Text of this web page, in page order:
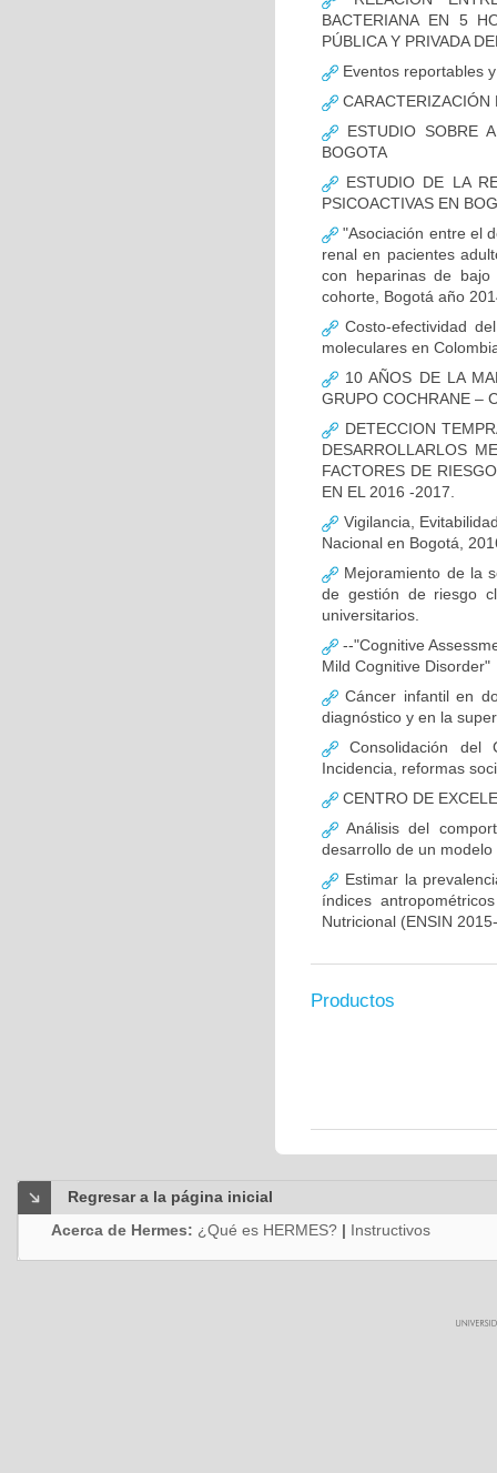
BACTERIANA EN 5
PÚBLICA Y PRIVADA
Eventos reportables
CARACTERIZACIÓN
ESTUDIO SOBRE
BOGOTA
ESTUDIO DE LA
PSICOACTIVAS EN
"Asociación entre el
renal en pacientes
con heparinas de
cohorte, Bogotá año
Costo-efectividad
moleculares en
10 AÑOS DE LA
GRUPO COCHRANE –
DETECCION
DESARROLLARLOS
FACTORES DE
EN EL 2016 -2017.
Vigilancia,
Nacional en Bogotá,
Mejoramiento de la
de gestión de riesgo
universitarios.
--"Cognitive
Mild Cognitive Disorder"
Cáncer infantil en
diagnóstico y en la
Consolidación del
Incidencia, reformas
CENTRO DE
Análisis del
desarrollo de un
Estimar la
índices
Nutricional (ENSIN
Productos
Regresar a la página inicial
Acerca de Hermes: ¿Qué es HERMES? | Instructivos